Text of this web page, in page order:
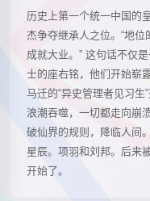
历史上第一个统一中国的
杰争夺继承人之位。“地
成就大业。” 这句话不仅
士的座右铭，他们开始崭
马迁的“异史管理者见习
浪潮吞噬，一切都走向崩
破仙界的规则，降临人间
星辰。项羽和刘邦。后来
开始了。